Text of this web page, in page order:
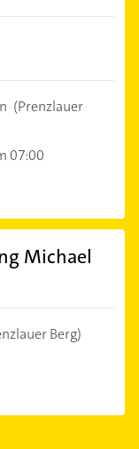
(Prenzlauer
07:00
Michael
Berg)